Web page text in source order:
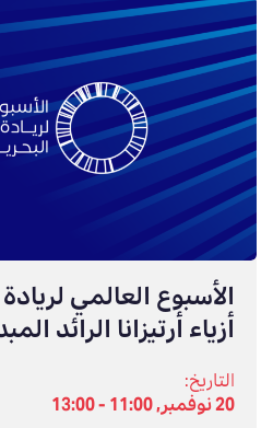
الأسبوع العالمي
أزياء أرتيزانا الرائد
التاريخ:
20 نوفمبر, 11:00 - 13:00